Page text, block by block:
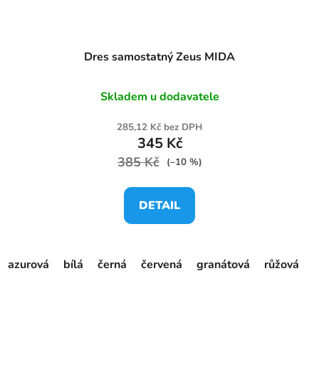
Dres samostatný Zeus MIDA
Skladem u dodavatele
285,12 Kč bez DPH
345 Kč
385 Kč (–10 %)
DETAIL
azurová bílá černá červená granátová růžová